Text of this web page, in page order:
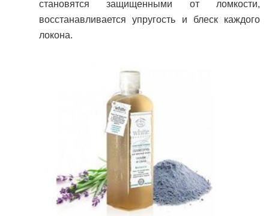
становятся защищенными от ломкости,
восстанавливается упругость и блеск каждого
локона.